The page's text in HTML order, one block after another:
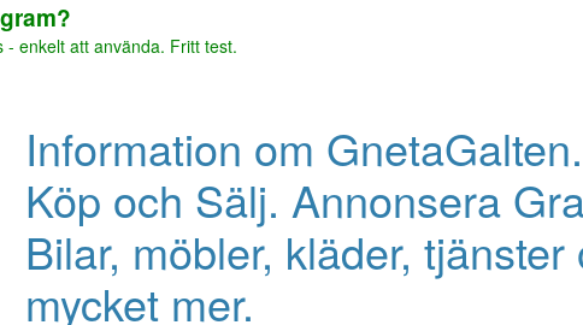
enkelt att använda. Fritt test.
Information om
Köp och Sälj. Annonsera
Bilar, möbler, kläder, tjänster
mycket mer.